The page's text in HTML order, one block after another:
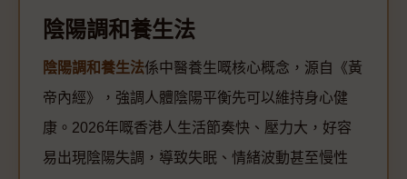
陰陽調和養生法
陰陽調和養生法係中醫養生嘅核心概念，源自《黃
帝內經》，強調人體陰陽平衡先可以維持身心健
康。2026年嘅香港人生活節奏快、壓力大，好容
易出現陰陽失調，導致失眠、情緒波動甚至慢性